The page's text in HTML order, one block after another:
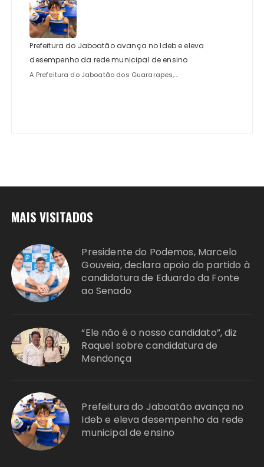
Prefeitura do Jaboatão avança no Ideb e eleva
desempenho da rede municipal de ensino
A Prefeitura do Jaboatão dos Guararapes,...
MAIS VISITADOS
Presidente do Podemos, Marcelo
Gouveia, declara apoio do partido à
candidatura de Eduardo da Fonte
ao Senado
“Ele não é o nosso candidato”, diz
Raquel sobre candidatura de
Mendonça
Prefeitura do Jaboatão avança no
Ideb e eleva desempenho da rede
municipal de ensino